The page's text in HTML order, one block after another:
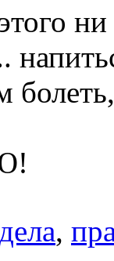
болеть,
,